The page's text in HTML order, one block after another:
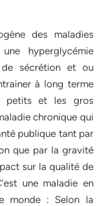
des maladies
hyperglycémie
de sécrétion et ou
à long terme
petits et les gros
chronique qui
publique tant par
que par la gravité
sur la qualité de
une maladie en
monde : Selon la